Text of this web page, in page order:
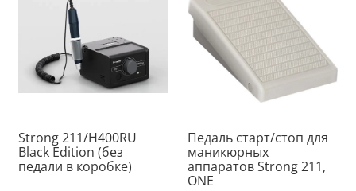
Strong 211/H400RU
Black Edition (без
педали в коробке)
Педаль старт/стоп для
маникюрных
аппаратов Strong 211,
ONE